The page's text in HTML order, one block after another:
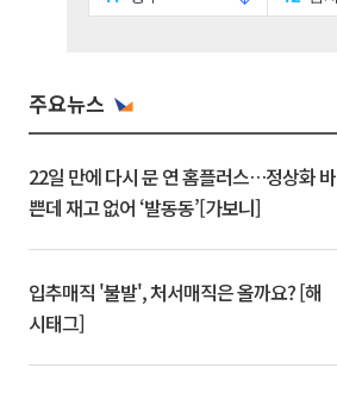
주요뉴스
22일 만에 다시 문 연 홈플러스…정상화 바
쁜데 재고 없어 ‘발동동’[가보니]
입추매직 '불발', 처서매직은 올까요? [해
시태그]